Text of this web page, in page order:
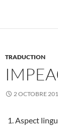
TRADUCTION
2 OCTOBRE
Aspect